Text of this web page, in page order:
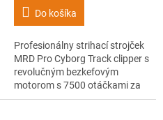
Do košíka
Profesionálny strihací strojček
MRD Pro Cyborg Track clipper s
revolučným bezkefovým
motorom s 7500 otáčkami za
minútu, DLC Crunch čepeľou,